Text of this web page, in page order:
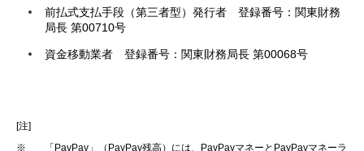
前払式支払手段（第三者型）発行者 登録番号：関東財務
局長 第00710号
資金移動業者 登録番号：関東財務局長 第00068号
[注]
※
「PayPay」（PayPay残高）には、PayPayマネーとPayPayマネーラ